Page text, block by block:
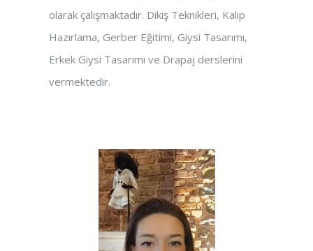
olarak çalışmaktadır. Dikiş Teknikleri, Kalıp
Hazırlama, Gerber Eğitimi, Giysi Tasarımı,
Erkek Giysi Tasarımı ve Drapaj derslerini
vermektedir.